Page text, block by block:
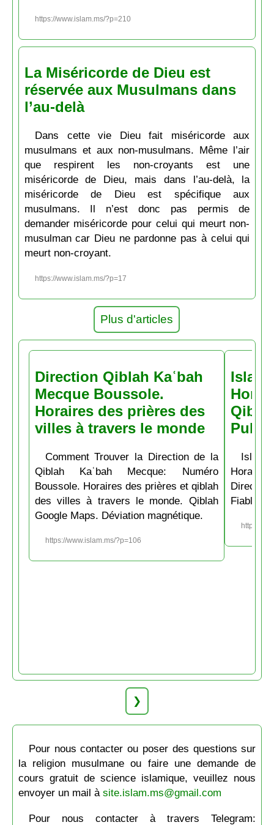
https://www.islam.ms/?p=210
La Miséricorde de Dieu est
réservée aux Musulmans dans
l’au-delà
Dans cette vie Dieu fait miséricorde aux
musulmans et aux non-musulmans. Même l’air
que respirent les non-croyants est une
miséricorde de Dieu, mais dans l’au-delà, la
miséricorde de Dieu est spécifique aux
musulmans. Il n’est donc pas permis de
demander miséricorde pour celui qui meurt non-
musulman car Dieu ne pardonne pas à celui qui
meurt non-croyant.
https://www.islam.ms/?p=17
Plus d'articles
Direction Qiblah Kaʿbah
Mecque Boussole.
Horaires des prières des
villes à travers le monde
Comment Trouver la Direction de la
Qiblah Kaʿbah Mecque: Numéro
Boussole. Horaires des prières et qiblah
des villes à travers le monde. Qiblah
Google Maps. Déviation magnétique.
https://www.islam.ms/?p=106
Pubs
Fiable et
https://
❯
Pour nous contacter ou poser des questions sur
la religion musulmane ou faire une demande de
cours gratuit de science islamique, veuillez nous
envoyer un mail à site.islam.ms@gmail.com
Pour nous contacter à travers Telegram: